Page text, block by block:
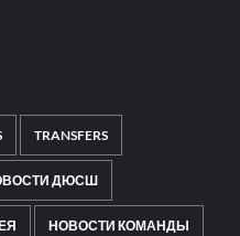
TRANSFERS
ДЮСШ
НОВОСТИ КОМАНДЫ